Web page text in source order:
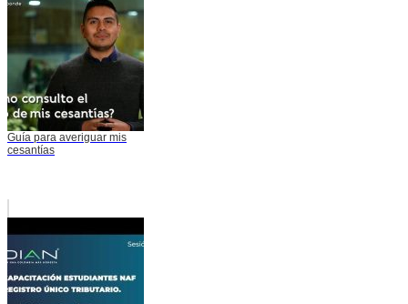
Guía para averiguar mis
cesantías